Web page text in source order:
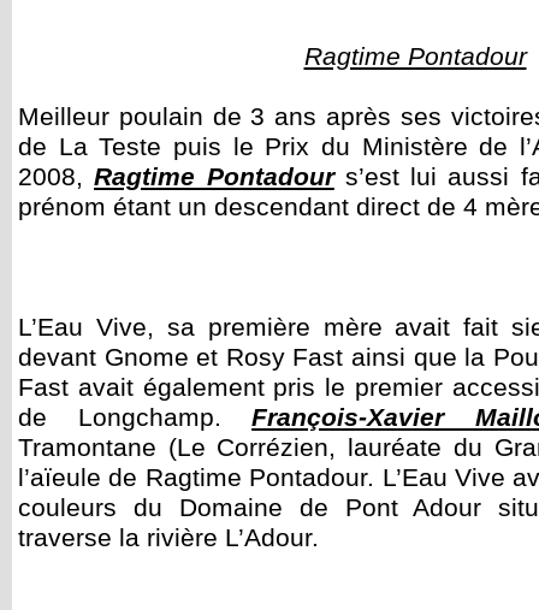
Ragtime Pontadour
Meilleur poulain de 3 ans après ses
de La Teste puis le Prix du Ministère de
2008,Ragtime Pontadours’est lui aussi
prénom étant un descendant direct de 4
L’Eau Vive, sa première mère avait fait
devant Gnome et Rosy Fast ainsi que la
Fast avait également pris le premier
de Longchamp.François-Xavier
Tramontane (Le Corrézien, lauréate du
l’aïeule de Ragtime Pontadour. L’Eau Vive
couleurs du Domaine de Pont Adour
traverse la rivière L’Adour.